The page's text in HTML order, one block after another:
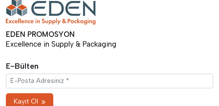
EDEN PROMOSYON
Excellence in Supply & Packaging
E-Bülten
Kayıt Ol